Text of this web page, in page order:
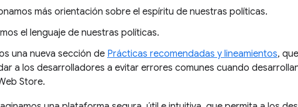
más orientación sobre el espíritu de nuestras políticas.
el lenguaje de nuestras políticas.
una nueva sección de Prácticas recomendadas y lineamientos,
a los desarrolladores a evitar errores comunes cuando
Store.